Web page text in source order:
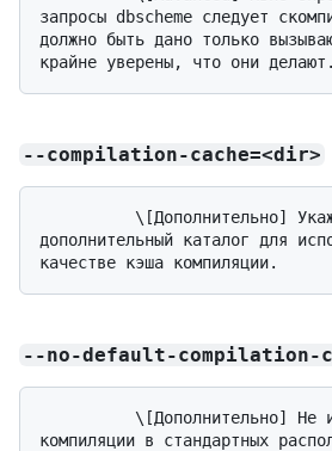
запросы dbscheme следует
должно быть дано только
--compilation-cache=<dir>
дополнительный каталог для
--no-default-compilation-
компиляции в стандартных